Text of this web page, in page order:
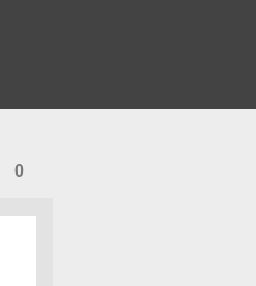
0